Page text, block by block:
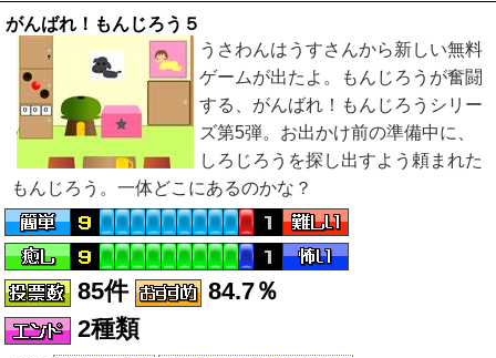
がんばれ！もんじろう５
うさわんはうすさんから新しい無料
ゲームが出たよ。もんじろうが奮闘
する、がんばれ！もんじろうシリー
ズ第5弾。お出かけ前の準備中に、
しろじろうを探し出すよう頼まれた
もんじろう。一体どこにあるのかな？
85件
84.7％
2種類